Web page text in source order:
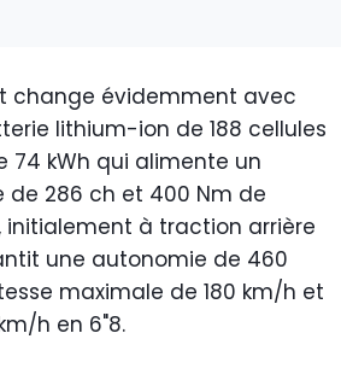
change évidemment avec
lithium-ion de 188 cellules
74 kWh qui alimente un
286 ch et 400 Nm de
initialement à traction arrière
une autonomie de 460
maximale de 180 km/h et
h en 6"8.